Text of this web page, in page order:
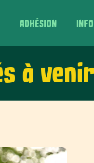
ADHÉSION INFO
à venir